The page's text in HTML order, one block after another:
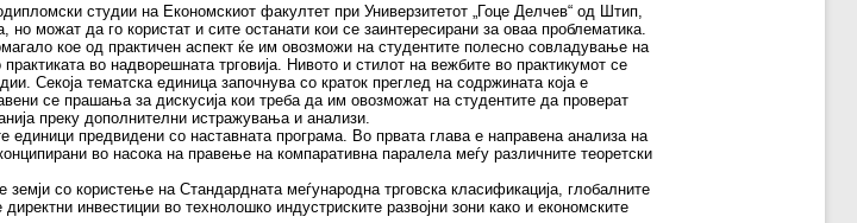
студии на Економскиот факултет при Универзитетот „Гоце Делчев“ од Штип,
можат да го користат и сите останати кои се заинтересирани за оваа проблематика.
кое од практичен аспект ќе им овозможи на студентите полесно совладување на
во надворешната трговија. Нивото и стилот на вежбите во практикумот се
Секоја тематска единица започнува со краток преглед на содржината која е
се прашања за дискусија кои треба да им овозможат на студентите да проверат
преку дополнителни истражувања и анализи.
единици предвидени со наставната програма. Во првата глава е направена анализа на
во насока на правење на компаративна паралела меѓу различните теоретски
со користење на Стандардната меѓународна трговска класификација, глобалните
инвестиции во технолошко индустриските развојни зони како и економските